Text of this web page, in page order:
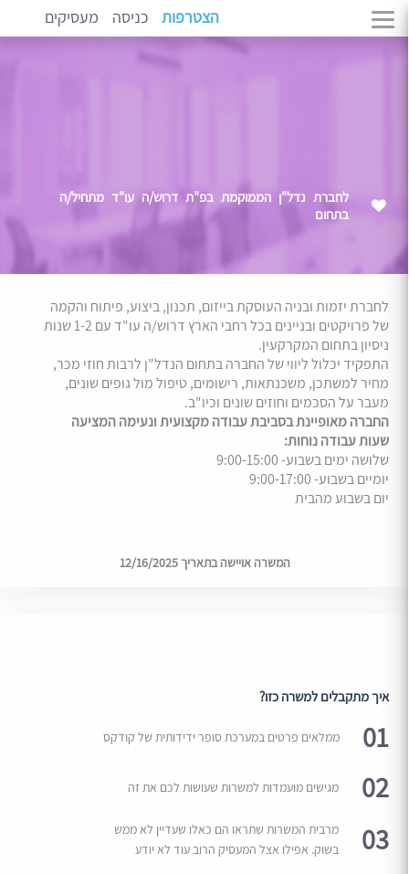
הצטרפות כניסה מעסיקים
לחברת נדל"ן הממוקמת בפ"ת דרוש/ה עו"ד מתחיל/ה
בתחום
לחברת יזמות ובניה העוסקת בייזום, תכנון, ביצוע, פיתוח והקמה
של פרויקטים ובניינים בכל רחבי הארץ דרוש/ה עו"ד עם 1-2 שנות
ניסיון בתחום המקרקעין.
התפקיד יכלול ליווי של החברה בתחום הנדל"ן לרבות חוזי מכר,
מחיר למשתכן, משכנתאות, רישומים, טיפול מול גופים שונים,
מעבר על הסכמים וחוזים שונים וכיו"ב.
החברה מאופיינת בסביבת עבודה מקצועית ונעימה המציעה
שעות עבודה נוחות:
שלושה ימים בשבוע- 9:00-15:00
יומיים בשבוע- 9:00-17:00
יום בשבוע מהבית
המשרה אויישה בתאריך 12/16/2025
איך מתקבלים למשרה כזו?
01 ממלאים פרטים במערכת סופר ידידותית של קודקס
02 מגישים מועמדות למשרות שעושות לכם את זה
03
מרבית המשרות שתראו הם כאלו שעדיין לא ממש
בשוק. אפילו אצל המעסיק הרוב עוד לא יודע